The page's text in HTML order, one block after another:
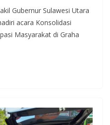
Gubernur Sulawesi Utara
acara Konsolidasi
Masyarakat di Graha